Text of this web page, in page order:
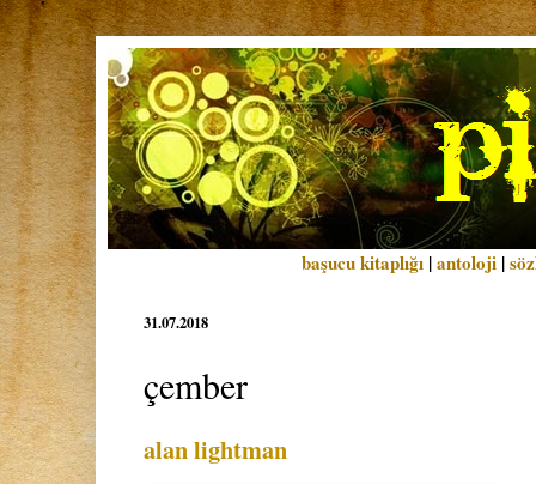
başucu kitaplığı |antoloji |
31.07.2018
çember
alan lightman